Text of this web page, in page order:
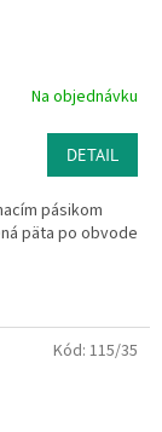
Na objednávku
DETAIL
pásikom
päta po obvode
Kód: 115/35